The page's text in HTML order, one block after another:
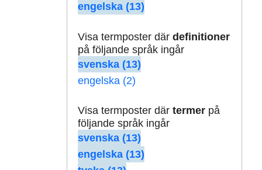
engelska (13)
Visa termposter där definitioner
på följande språk ingår
svenska (13)
engelska (2)
Visa termposter där termerpå
följande språk ingår
svenska (13)
engelska (13)